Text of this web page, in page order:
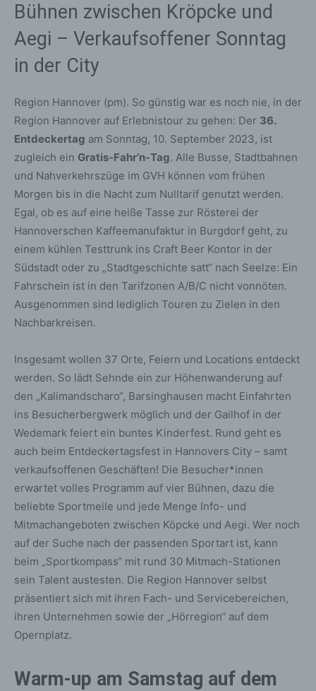
Bühnen zwischen Kröpcke und
Aegi – Verkaufsoffener Sonntag
in der City
Region Hannover (pm). So günstig war es noch nie, in der
Region Hannover auf Erlebnistour zu gehen: Der 36.
Entdeckertag am Sonntag, 10. September 2023, ist
zugleich ein Gratis-Fahr’n-Tag. Alle Busse, Stadtbahnen
und Nahverkehrszüge im GVH können vom frühen
Morgen bis in die Nacht zum Nulltarif genutzt werden.
Egal, ob es auf eine heiße Tasse zur Rösterei der
Hannoverschen Kaffeemanufaktur in Burgdorf geht, zu
einem kühlen Testtrunk ins Craft Beer Kontor in der
Südstadt oder zu „Stadtgeschichte satt“ nach Seelze: Ein
Fahrschein ist in den Tarifzonen A/B/C nicht vonnöten.
Ausgenommen sind lediglich Touren zu Zielen in den
Nachbarkreisen.
Insgesamt wollen 37 Orte, Feiern und Locations entdeckt
werden. So lädt Sehnde ein zur Höhenwanderung auf
den „Kalimandscharo“, Barsinghausen macht Einfahrten
ins Besucherbergwerk möglich und der Gailhof in der
Wedemark feiert ein buntes Kinderfest. Rund geht es
auch beim Entdeckertagsfest in Hannovers City – samt
verkaufsoffenen Geschäften! Die Besucher*innen
erwartet volles Programm auf vier Bühnen, dazu die
beliebte Sportmeile und jede Menge Info- und
Mitmachangeboten zwischen Köpcke und Aegi. Wer noch
auf der Suche nach der passenden Sportart ist, kann
beim „Sportkompass“ mit rund 30 Mitmach-Stationen
sein Talent austesten. Die Region Hannover selbst
präsentiert sich mit ihren Fach- und Servicebereichen,
ihren Unternehmen sowie der „Hörregion“ auf dem
Opernplatz.
Warm-up am Samstag auf dem